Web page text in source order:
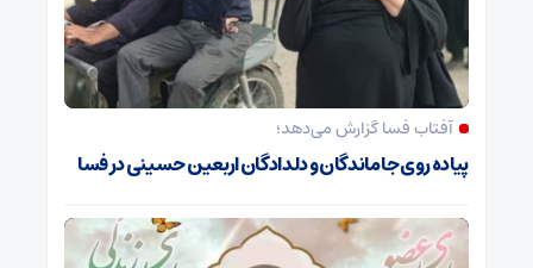
آفتاب فسا گزارش می‌دهد؛
پیاده روی جاماندگان و دلدادگان اربعین حسینی در فسا